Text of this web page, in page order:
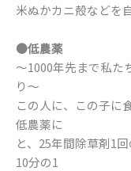
米ぬかカニ殻などを
●低農薬
〜1000年先まで私た
り〜
この人に、この子に
低農薬に
と、25年間除草剤1
10分の1